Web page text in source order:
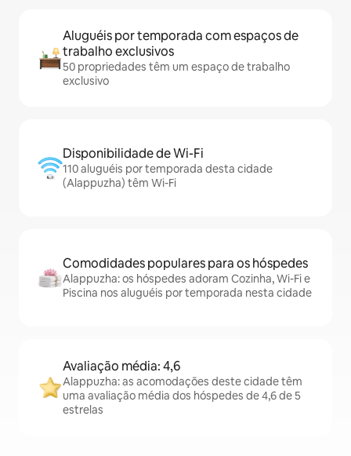
Aluguéis por temporada com espaços de
trabalho exclusivos
50 propriedades têm um espaço de trabalho
exclusivo
Disponibilidade de Wi-Fi
110 aluguéis por temporada desta cidade
(Alappuzha) têm Wi-Fi
Comodidades populares para os hóspedes
Alappuzha: os hóspedes adoram Cozinha, Wi-Fi e
Piscina nos aluguéis por temporada nesta cidade
Avaliação média: 4,6
Alappuzha: as acomodações deste cidade têm
uma avaliação média dos hóspedes de 4,6 de 5
estrelas